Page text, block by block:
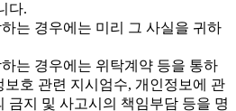
다.
는 경우에는 미리 그 사실을 귀하
는 경우에는 위탁계약 등을 통하
호 관련 지시엄수, 개인정보에 관
금지 및 사고시의 책임부담 등을 명